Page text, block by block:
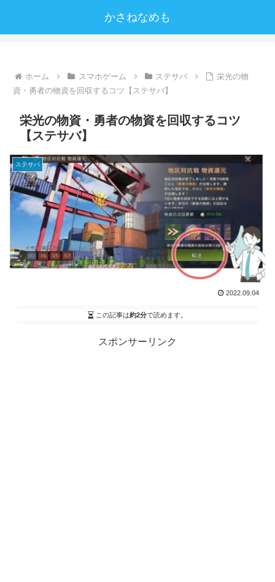
かさねなめも
ホーム スマホゲーム ステサバ
栄光の物
資・勇者の物資を回収するコツ【ステサバ】
栄光の物資・勇者の物資を回収するコツ
【ステサバ】
ステサバ
2022.09.04
この記事は約2分で読めます。
スポンサーリンク